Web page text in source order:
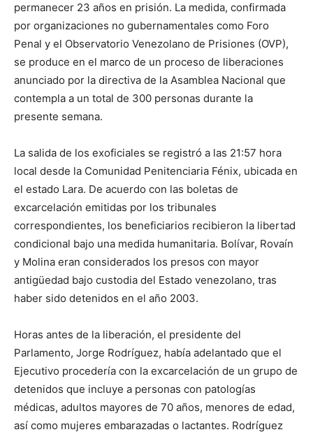
permanecer 23 años en prisión. La medida, confirmada
por organizaciones no gubernamentales como Foro
Penal y el Observatorio Venezolano de Prisiones (OVP),
se produce en el marco de un proceso de liberaciones
anunciado por la directiva de la Asamblea Nacional que
contempla a un total de 300 personas durante la
presente semana.
La salida de los exoficiales se registró a las 21:57 hora
local desde la Comunidad Penitenciaria Fénix, ubicada en
el estado Lara. De acuerdo con las boletas de
excarcelación emitidas por los tribunales
correspondientes, los beneficiarios recibieron la libertad
condicional bajo una medida humanitaria. Bolívar, Rovaín
y Molina eran considerados los presos con mayor
antigüedad bajo custodia del Estado venezolano, tras
haber sido detenidos en el año 2003.
Horas antes de la liberación, el presidente del
Parlamento, Jorge Rodríguez, había adelantado que el
Ejecutivo procedería con la excarcelación de un grupo de
detenidos que incluye a personas con patologías
médicas, adultos mayores de 70 años, menores de edad,
así como mujeres embarazadas o lactantes. Rodríguez